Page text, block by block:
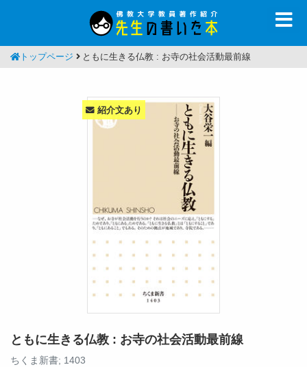
トップページ ともに生きる仏教 : お寺の社会活動最前線
紹介文あり
ともに生きる仏教 : お寺の社会活動最前線
ちくま新書; 1403